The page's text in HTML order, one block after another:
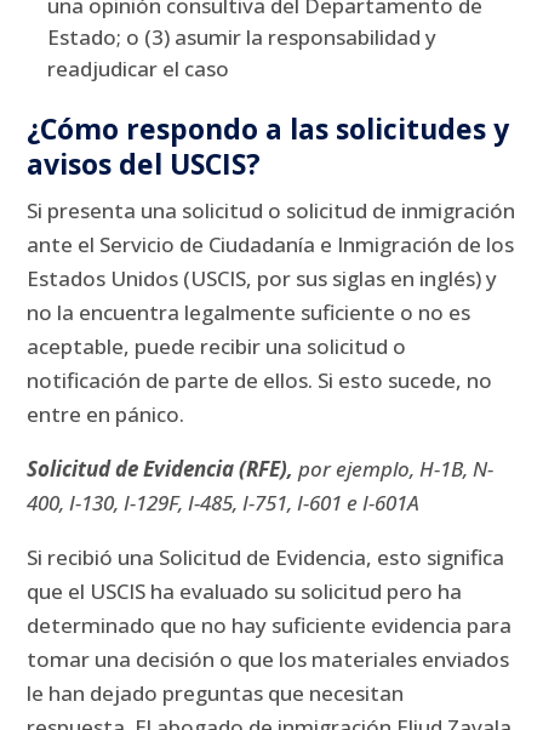
Estado; o (3) asumir la responsabilidad y
readjudicar el caso
¿Cómo respondo a las solicitudes y
avisos del USCIS?
Si presenta una solicitud o solicitud de inmigración
ante el Servicio de Ciudadanía e Inmigración de los
Estados Unidos (USCIS, por sus siglas en inglés) y
no la encuentra legalmente suficiente o no es
aceptable, puede recibir una solicitud o
notificación de parte de ellos. Si esto sucede, no
entre en pánico.
Solicitud de Evidencia (RFE), por ejemplo, H-1B, N-
400, I-130, I-129F, I-485, I-751, I-601 e I-601A
Si recibió una Solicitud de Evidencia, esto significa
que el USCIS ha evaluado su solicitud pero ha
determinado que no hay suficiente evidencia para
tomar una decisión o que los materiales enviados
le han dejado preguntas que necesitan